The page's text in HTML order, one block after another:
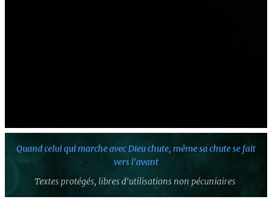
Quand celui qui marche avec Dieu chute, même sa chute se fait
vers l'avant
Textes protégés, libres d'utilisations non pécuniaires